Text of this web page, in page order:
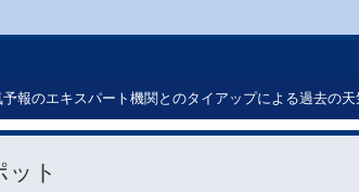
報のエキスパート機関とのタイアップによる過去の天
ット